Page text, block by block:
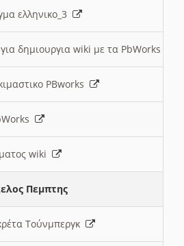
ελληνικο_3
δημιουργια wiki με τα PbWorks
PBworks
wiki
Πεμπτης
Τούνμπεργκ